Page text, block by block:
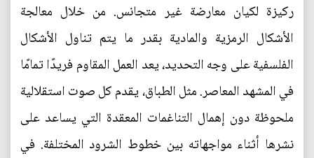
ركيزة لكيان معارضة غير متجانس. من خلال معالجة
الأشكال الرمزية والمادية بقدر ما يتم تناول الأشكال
الفلسفية على وجه التحديد، يعد العمل المقاوم فريدًا تمامًا
في المشهد المعاصر. مثل الطباق، يقدم كل صوت استقلالية
ملحوظة دون إهمال التناغمات المعقدة التي يساعد على
نشرها أثناء مواجهاته بين خطوط الشرود المختلفة. في